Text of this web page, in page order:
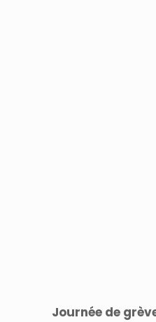
Journée de